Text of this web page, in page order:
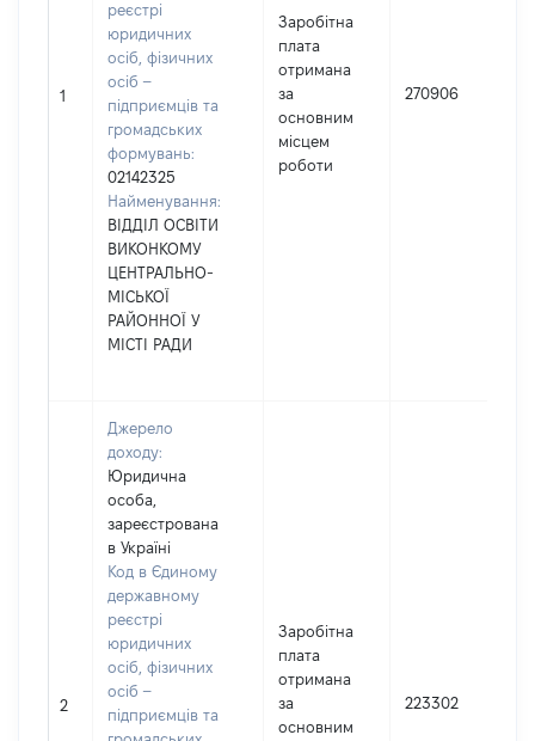
1
реєстрі
юридичних
осіб, фізичних
осіб –
підприємців та
громадських
формувань:
02142325
Найменування:
ВІДДІЛ ОСВІТИ
ВИКОНКОМУ
ЦЕНТРАЛЬНО-
МІСЬКОЇ
РАЙОННОЇ У
МІСТІ РАДИ
Заробітна
плата
отримана
за
основним
місцем
роботи
270906
2
Джерело
доходу:
Юридична
особа,
зареєстрована
в Україні
Код в Єдиному
державному
реєстрі
юридичних
осіб, фізичних
осіб –
підприємців та
Заробітна
плата
отримана
за
основним
223302